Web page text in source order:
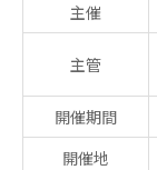
主催
主管
開催期間
開催地